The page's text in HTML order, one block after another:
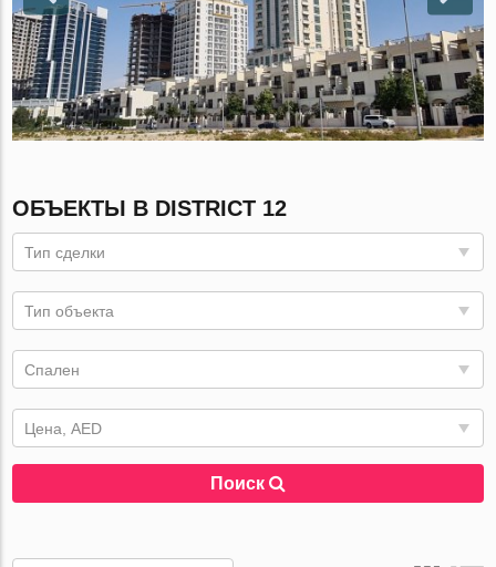
ОБЪЕКТЫ В DISTRICT 12
Тип сделки
Тип объекта
Спален
Цена, AED
Поиск